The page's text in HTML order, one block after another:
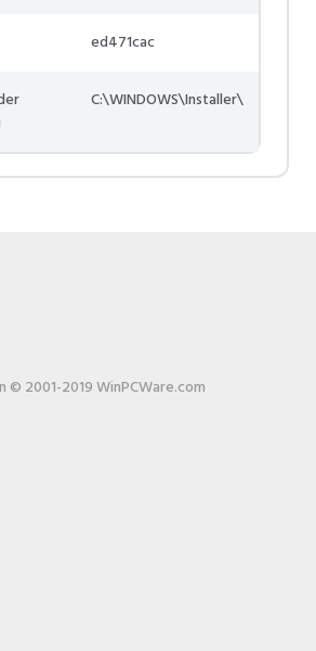
ed471cac
C:\WINDOWS\Installer\
2001-2019 WinPCWare.com